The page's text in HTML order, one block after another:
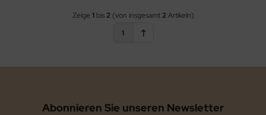
Zeige 1bis2(von insgesamt2Artikeln)
1
Abonnieren Sie unseren Newsletter